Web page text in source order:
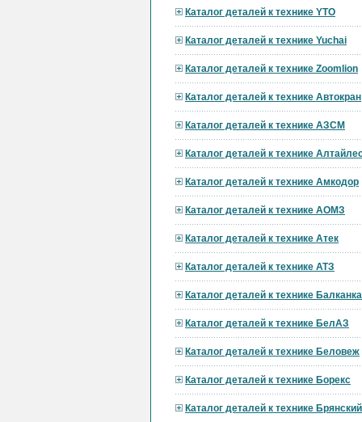
Каталог деталей к технике YTO
Каталог деталей к технике Yuchai
Каталог деталей к технике Zoomlion
Каталог деталей к технике Автокран
Каталог деталей к технике АЗСМ
Каталог деталей к технике
Каталог деталей к технике Амкодор
Каталог деталей к технике АОМЗ
Каталог деталей к технике Атек
Каталог деталей к технике АТЗ
Каталог деталей к технике
Каталог деталей к технике БелАЗ
Каталог деталей к технике Беловеж
Каталог деталей к технике Борекс
Каталог деталей к технике